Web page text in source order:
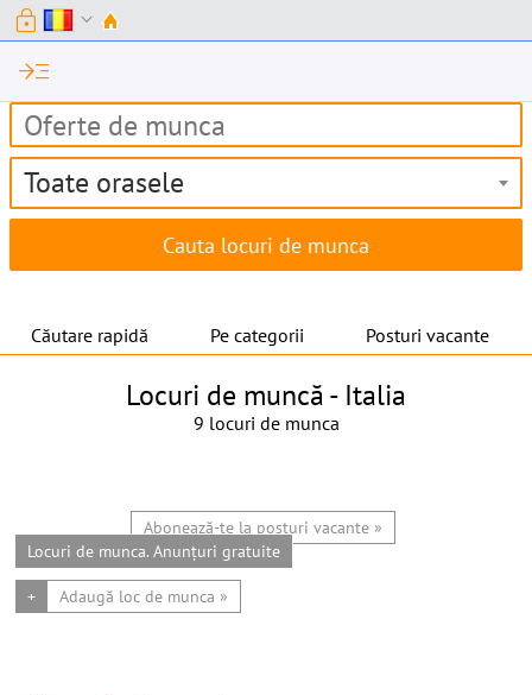
lock expand_more
read_more
Toate orasele
Căutare rapidă Pe categorii Posturi vacante
Locuri de muncă - Italia
9 locuri de munca
Abonează-te la posturi vacante »
Locuri de munca. Anunțuri gratuite
+ Adaugă loc de munca »